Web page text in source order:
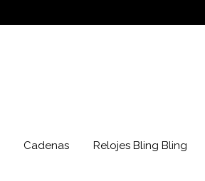
Cadenas Relojes Bling Bling